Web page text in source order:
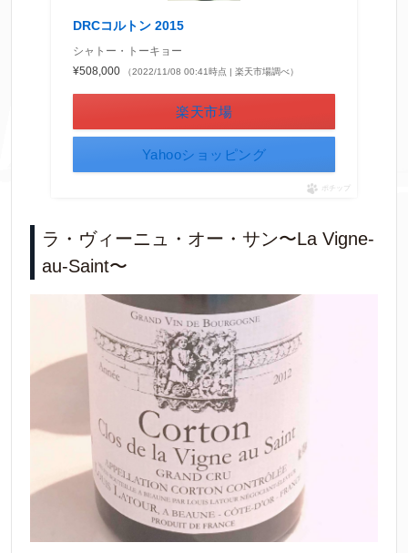
DRCコルトン 2015
シャトー・トーキョー
¥508,000
（2022/11/08 00:41時点 | 楽天市場調べ）
楽天市場
Yahooショッピング
ポチップ
ラ・ヴィーニュ・オー・サン〜La Vigne-
au-Saint〜